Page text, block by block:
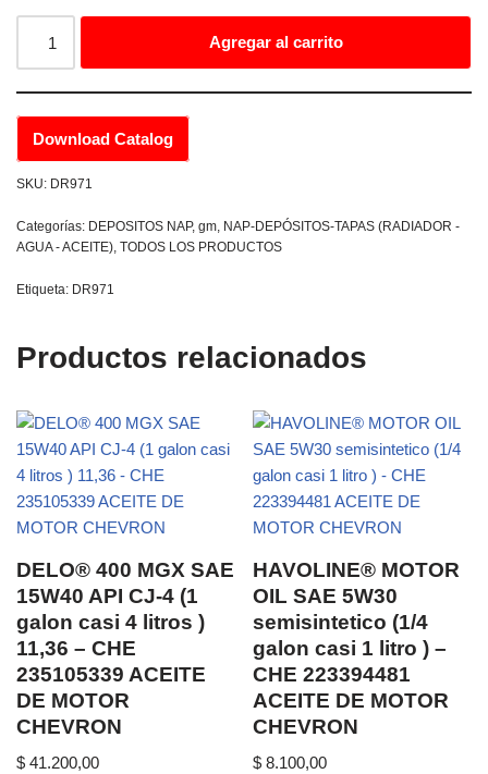
Agregar al carrito
Download Catalog
SKU: DR971
Categorías: DEPOSITOS NAP, gm, NAP-DEPÓSITOS-TAPAS (RADIADOR -
AGUA - ACEITE), TODOS LOS PRODUCTOS
Etiqueta: DR971
Productos relacionados
DELO® 400 MGX SAE
15W40 API CJ-4 (1
galon casi 4 litros )
11,36 – CHE
235105339 ACEITE
DE MOTOR
CHEVRON
$ 41.200,00
HAVOLINE® MOTOR
OIL SAE 5W30
semisintetico (1/4
galon casi 1 litro ) –
CHE 223394481
ACEITE DE MOTOR
CHEVRON
$ 8.100,00